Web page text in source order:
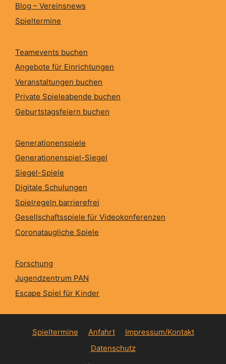
Blog – Vereinsnews
Spieltermine
Teamevents buchen
Angebote für Einrichtungen
Veranstaltungen buchen
Private Spieleabende buchen
Geburtstagsfeiern buchen
Generationenspiele
Generationenspiel-Siegel
Siegel-Spiele
Digitale Schulungen
Spielregeln barrierefrei
Gesellschaftsspiele für Videokonferenzen
Coronataugliche Spiele
Forschung
Jugendzentrum PAN
Escape Spiel für Kinder
Spieltermine Anfahrt
Impressum/Kontakt
Datenschutz